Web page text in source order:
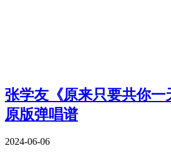
张学友《原来只要共你一
原版弹唱谱
2024-06-06